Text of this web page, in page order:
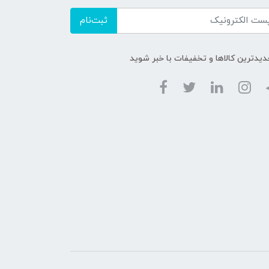
ثبت‌نام
کالاها و تخفیفات با خبر شوید